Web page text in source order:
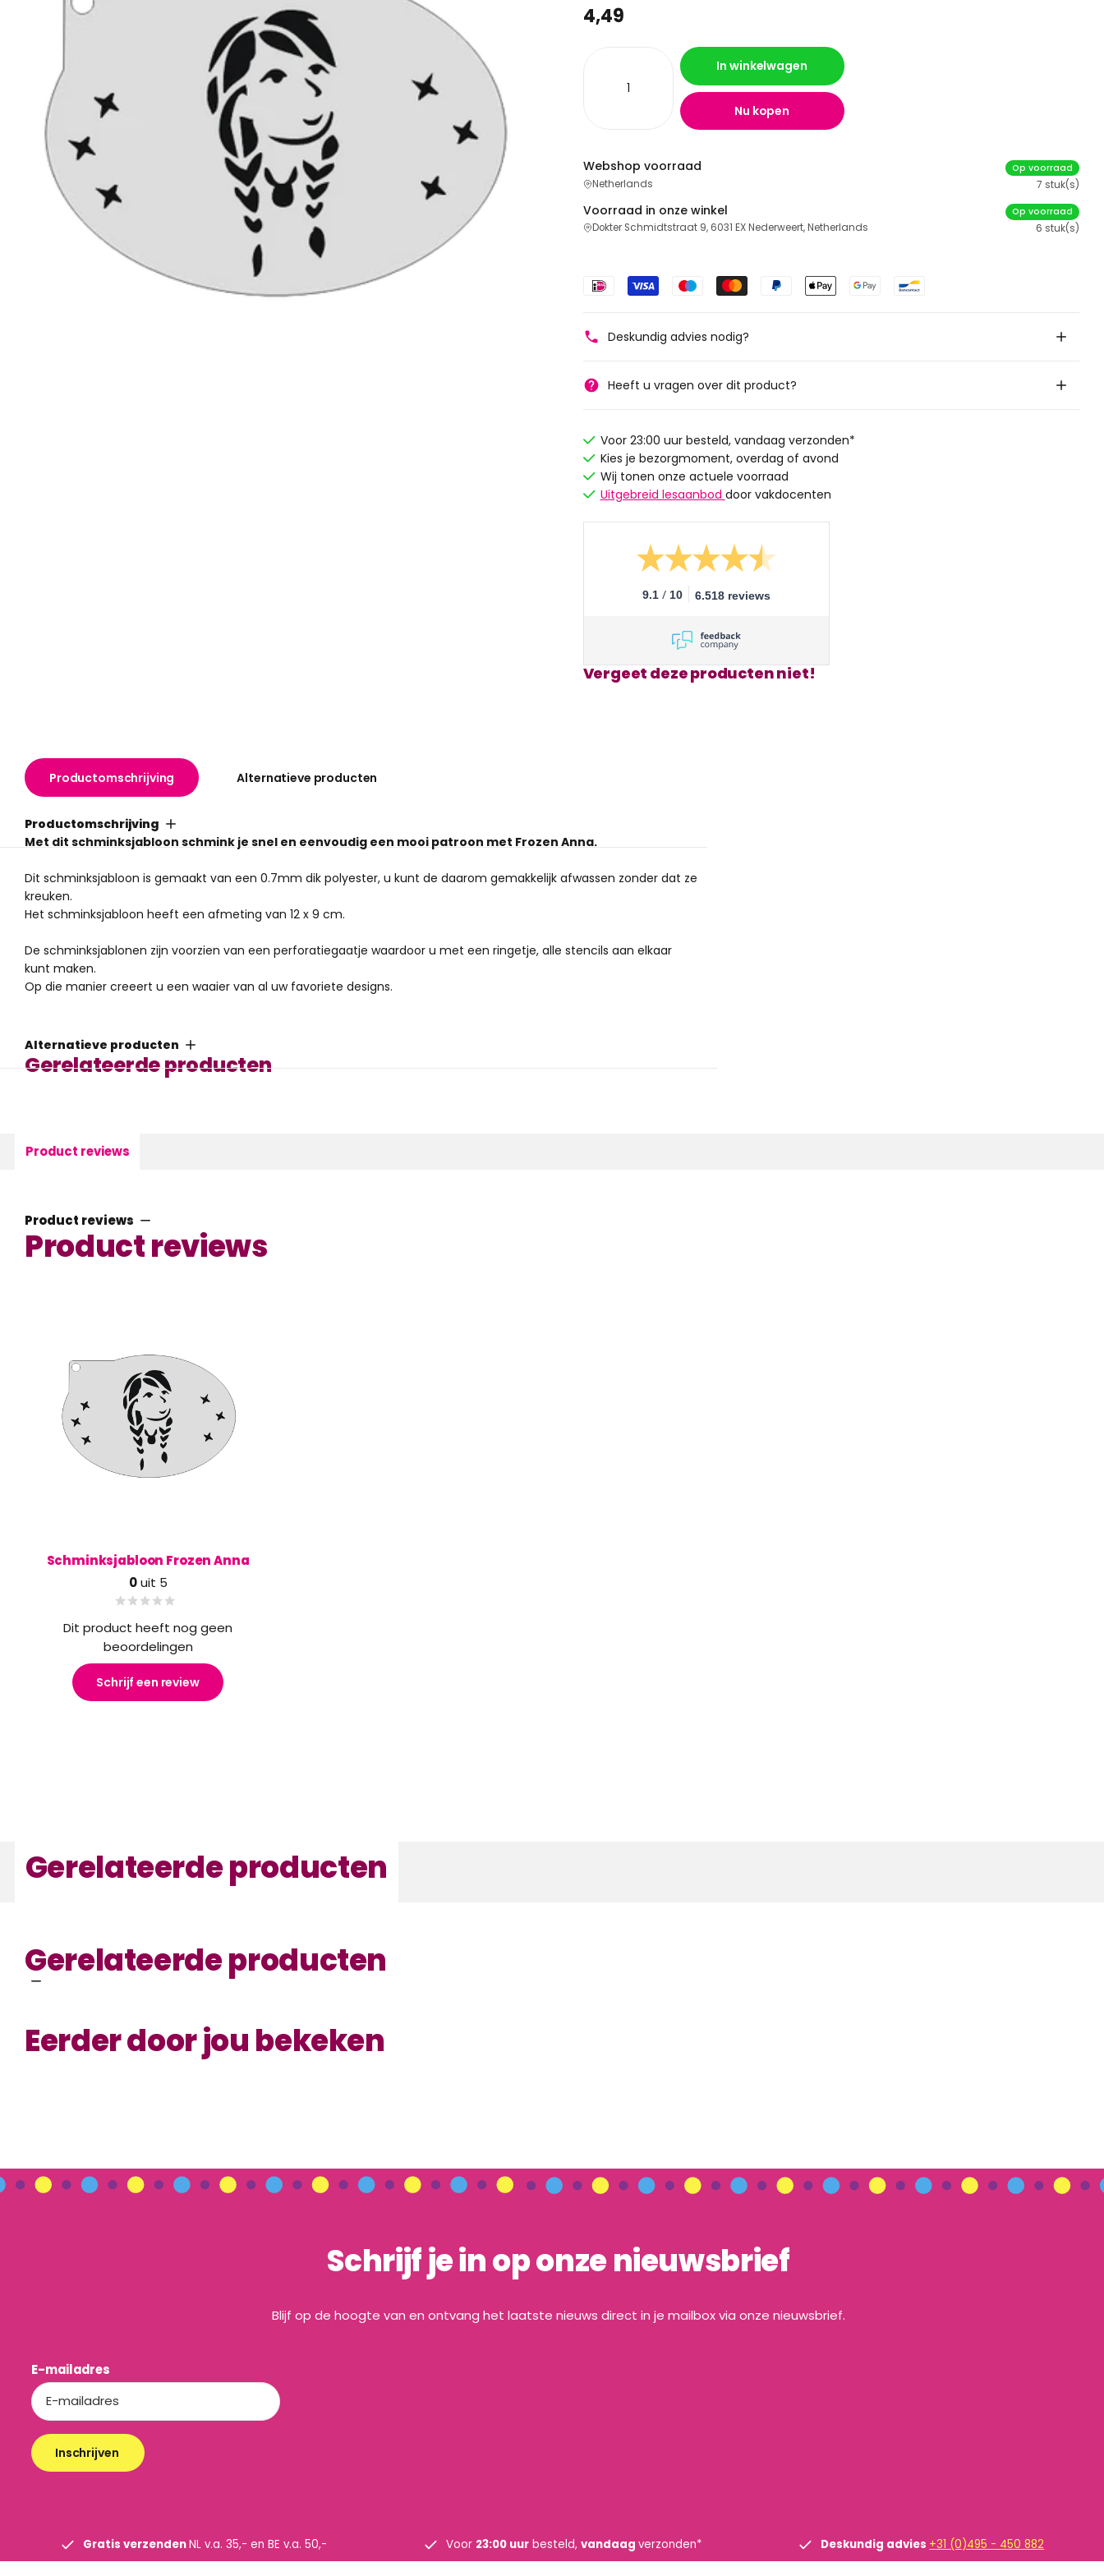
4,49
In winkelwagen
Nu kopen
Webshop voorraad
Netherlands
Op voorraad
7 stuk(s)
Voorraad in onze winkel
Dokter Schmidtstraat 9, 6031 EX Nederweert, Netherlands
Op voorraad
6 stuk(s)
Deskundig advies nodig?
Heeft u vragen over dit product?
Voor 23:00 uur besteld, vandaag verzonden*
Kies je bezorgmoment, overdag of avond
Wij tonen onze actuele voorraad
Uitgebreid lesaanbod door vakdocenten
9.1 / 10 6.518 reviews
Vergeet deze producten niet!
Productomschrijving Alternatieve producten
Productomschrijving
Met dit schminksjabloon schmink je snel en eenvoudig een mooi patroon met Frozen Anna.
Dit schminksjabloon is gemaakt van een 0.7mm dik polyester, u kunt de daarom gemakkelijk afwassen zonder dat ze
kreuken.
Het schminksjabloon heeft een afmeting van 12 x 9 cm.
De schminksjablonen zijn voorzien van een perforatiegaatje waardoor u met een ringetje, alle stencils aan elkaar
kunt maken.
Op die manier creeert u een waaier van al uw favoriete designs.
Alternatieve producten
Gerelateerde producten
Product reviews
Product reviews
Product reviews
Schminksjabloon Frozen Anna
0uit 5
Dit product heeft nog geen
beoordelingen
Schrijf een review
Gerelateerde producten
Gerelateerde producten
Eerder door jou bekeken
Schrijf je in op onze nieuwsbrief
Blijf op de hoogte van en ontvang het laatste nieuws direct in je mailbox via onze nieuwsbrief.
E-mailadres
Inschrijven
Gratis verzendenNL v.a. 35,- en BE v.a. 50,- Voor 23:00 uurbesteld, vandaag verzonden* Deskundig advies +31 (0)495 - 450 882